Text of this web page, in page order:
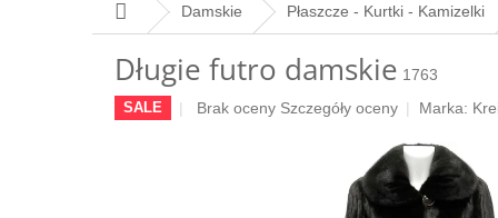
Home Damskie Płaszcze - Kurtki - Kamizelki
Długie futro damskie 1763
SALE
Średnia
Brak oceny Szczegóły oceny Marka: